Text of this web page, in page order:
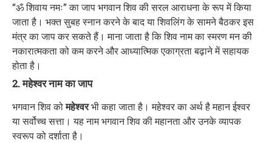
“ॐ शिवाय नमः” का जाप भगवान शिव की सरल आराधना के रूप में किया
जाता है। भक्त सुबह स्नान करने के बाद या शिवलिंग के सामने बैठकर इस
मंत्र का जाप कर सकते हैं। माना जाता है कि शिव नाम का स्मरण मन की
नकारात्मकता को कम करने और आध्यात्मिक एकाग्रता बढ़ाने में सहायक
होता है।
2. महेश्वर नाम का जाप
भगवान शिव कोमहेश्वरभी कहा जाता है। महेश्वर का अर्थ है महान ईश्वर
या सर्वोच्च सत्ता। यह नाम भगवान शिव की महानता और उनके व्यापक
स्वरूप को दर्शाता है।